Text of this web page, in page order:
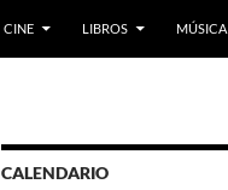
CINE LIBROS MÚSICA
CALENDARIO